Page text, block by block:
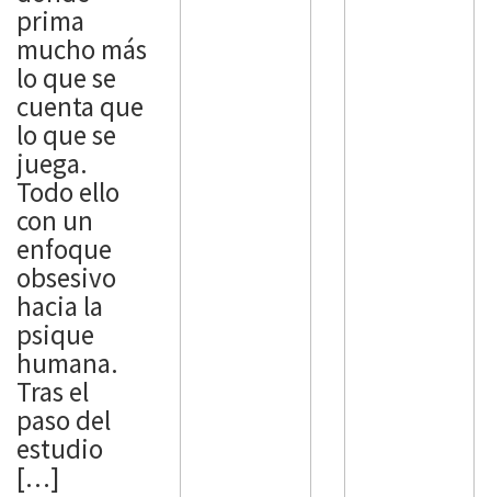
prima
mucho más
lo que se
cuenta que
lo que se
juega.
Todo ello
con un
enfoque
obsesivo
hacia la
psique
humana.
Tras el
paso del
estudio
[…]